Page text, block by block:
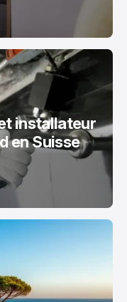
installateur
en Suisse